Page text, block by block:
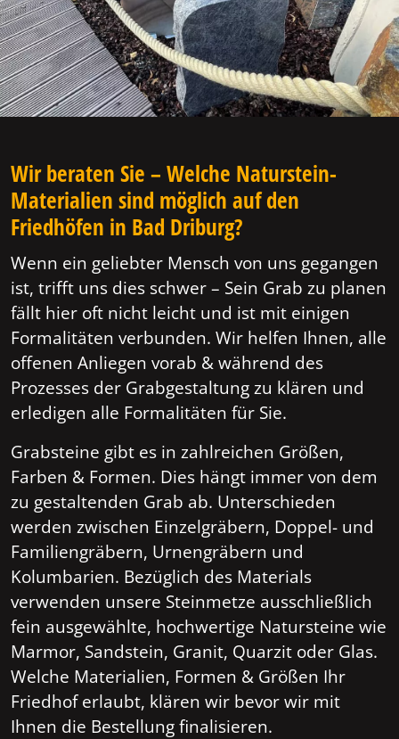
Wir beraten Sie – Welche Naturstein-
Materialien sind möglich auf den
Friedhöfen in Bad Driburg?
Wenn ein geliebter Mensch von uns gegangen
ist, trifft uns dies schwer – Sein Grab zu planen
fällt hier oft nicht leicht und ist mit einigen
Formalitäten verbunden. Wir helfen Ihnen, alle
offenen Anliegen vorab & während des
Prozesses der Grabgestaltung zu klären und
erledigen alle Formalitäten für Sie.
Grabsteine gibt es in zahlreichen Größen,
Farben & Formen. Dies hängt immer von dem
zu gestaltenden Grab ab. Unterschieden
werden zwischen Einzelgräbern, Doppel- und
Familiengräbern, Urnengräbern und
Kolumbarien. Bezüglich des Materials
verwenden unsere Steinmetze ausschließlich
fein ausgewählte, hochwertige Natursteine wie
Marmor, Sandstein, Granit, Quarzit oder Glas.
Welche Materialien, Formen & Größen Ihr
Friedhof erlaubt, klären wir bevor wir mit
Ihnen die Bestellung finalisieren.